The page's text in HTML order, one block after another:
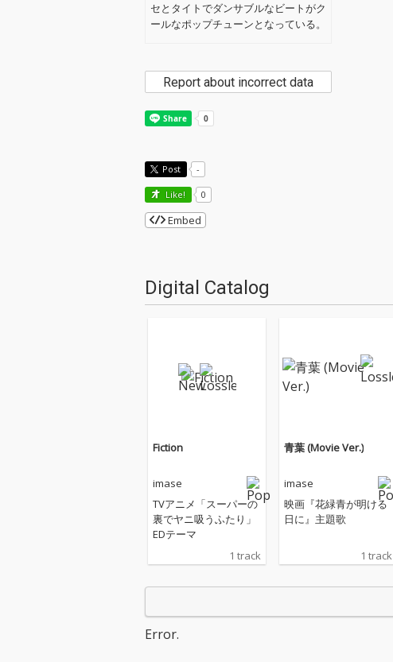
セとタイトでダンサブルなビートがク
ールなポップチューンとなっている。
Report about incorrect data
Post -
Like! 0
Embed
Digital Catalog
Fiction
imase
TVアニメ「スーパーの
裏でヤニ吸うふたり」
EDテーマ
1 track
青葉 (Movie Ver.)
imase
映画『花緑青が明ける
日に』主題歌
1 track
Error.